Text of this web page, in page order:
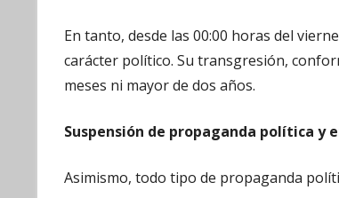
En tanto, desde las 00:00 horas del
carácter político. Su transgresión,
meses ni mayor de dos años.
Suspensión de propaganda política y
Asimismo, todo tipo de propaganda